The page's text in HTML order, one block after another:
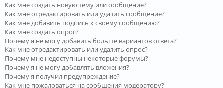
Как мне создать новую тему или сообщение?
Как мне отредактировать или удалить сообщение?
Как мне добавить подпись к своему сообщению?
Как мне создать опрос?
Почему я не могу добавить больше вариантов ответа?
Как мне отредактировать или удалить опрос?
Почему мне недоступны некоторые форумы?
Почему я не могу добавлять вложения?
Почему я получил предупреждение?
Как мне пожаловаться на сообщения модератору?